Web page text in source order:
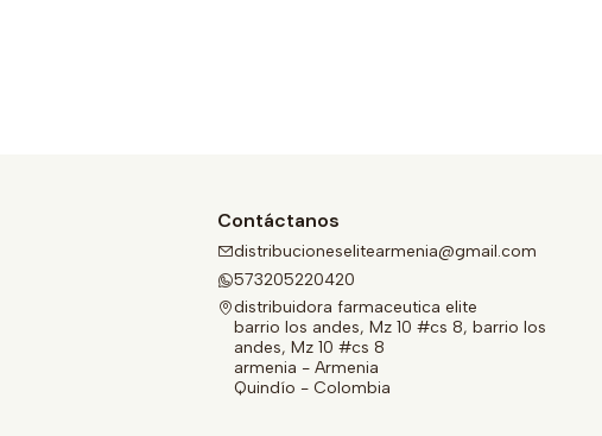
Contáctanos
distribucioneselitearmenia@gmail.com
573205220420
distribuidora farmaceutica elite
barrio los andes, Mz 10 #cs 8, barrio los
andes, Mz 10 #cs 8
armenia - Armenia
Quindío - Colombia